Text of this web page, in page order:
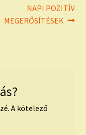
Next
post:
NAPI POZITÍV
MEGERŐSÍTÉSEK
A kötelező